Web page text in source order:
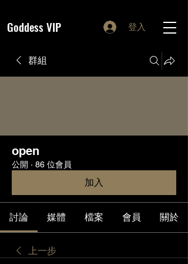
Goddess VIP 登入
群組
open
公開 · 86 位會員
加入
討論 媒體 檔案 會員 關於
上一步